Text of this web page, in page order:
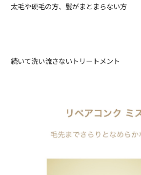
太毛や硬毛の方、髪がまとまらない方
続いて洗い流さないトリートメント